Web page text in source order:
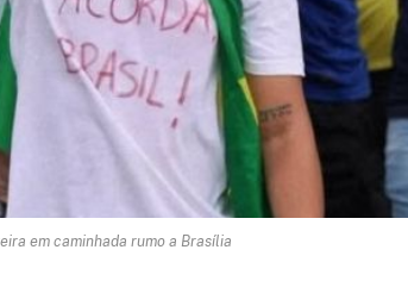
em caminhada rumo a Brasília